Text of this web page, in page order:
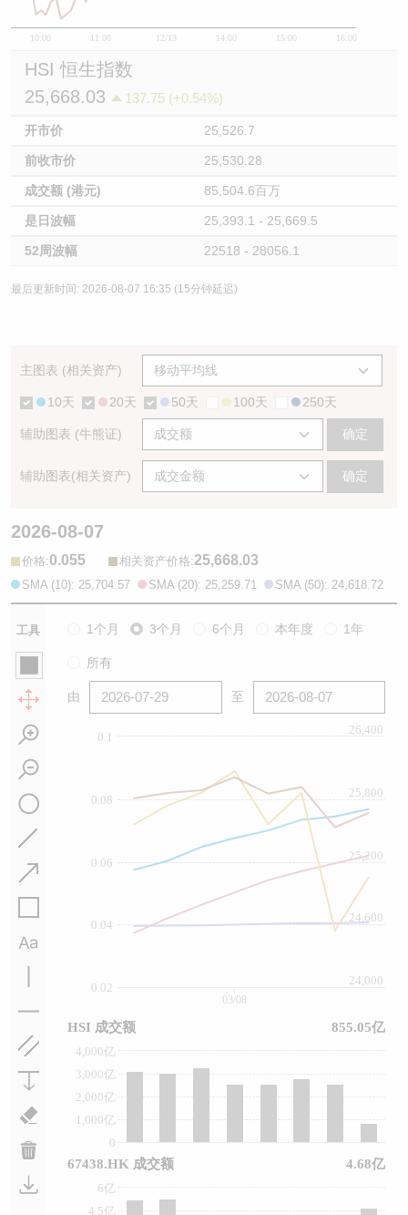
10:00 11:00 12/13 14:00 15:00 16:00
HSI 恒生指数
25,668.03
137.75 (+0.54%)
开市价 25,526.7
前收市价 25,530.28
成交额 (港元) 85,504.6百万
是日波幅 25,393.1 - 25,669.5
52周波幅 22518 - 28056.1
最后更新时间: 2026-08-07 16:35 (15分钟延迟)
主图表 (相关资产)
10天 20天 50天 100天 250天
辅助图表 (牛熊证) 确定
辅助图表(相关资产) 确定
2026-08-07
价格:0.055 相关资产价格:25,668.03
SMA (10): 25,704.57 SMA (20): 25,259.71 SMA (50): 24,618.72
工具 1个月 3个月 6个月 本年度 1年
所有
由 至
0.02
0.04
0.06
0.08
0.1
24,000
24,600
25,200
25,800
26,400
0
1,000亿
2,000亿
3,000亿
4,000亿
4.5亿
6亿
03/08
HSI 成交额 855.05亿
67438.HK 成交额 4.68亿